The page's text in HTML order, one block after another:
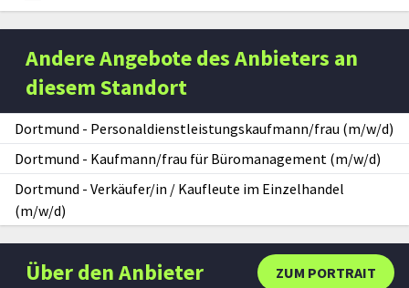
Andere Angebote des Anbieters an
diesem Standort
Dortmund - Personaldienstleistungskaufmann/frau (m/w/d)
Dortmund - Kaufmann/frau für Büromanagement (m/w/d)
Dortmund - Verkäufer/in / Kaufleute im Einzelhandel
(m/w/d)
ZUM PORTRAIT
Über den Anbieter